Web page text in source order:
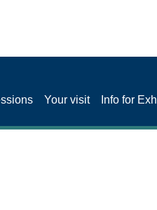
Your visit Info for